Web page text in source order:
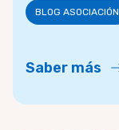
BLOG ASOCIACIÓN
Saber más